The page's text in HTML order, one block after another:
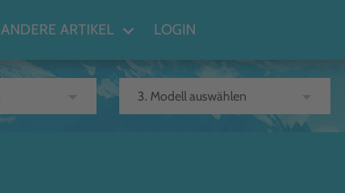
ANDERE ARTIKEL keyboard_arrow_down LOGIN